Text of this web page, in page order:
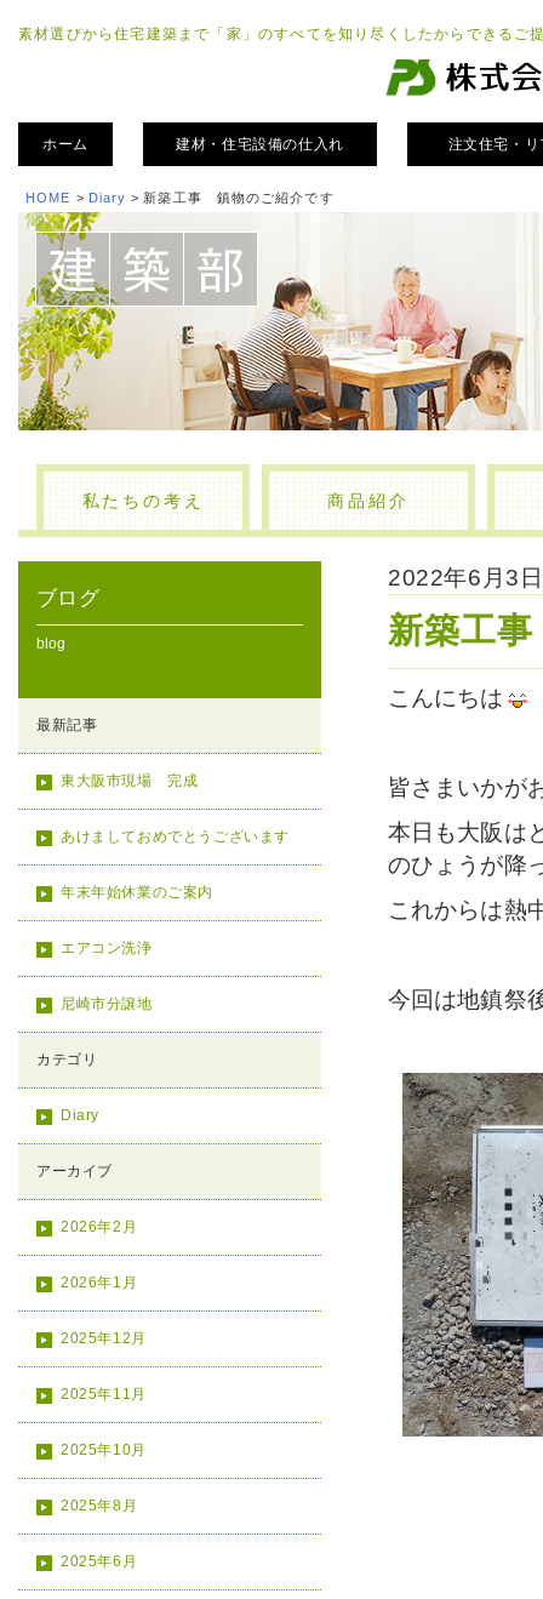
素材選びから住宅建築まで「家」のすべてを知り尽くしたからできるご
ホーム 建材・住宅設備の仕入れ 注文住宅・
HOME > Diary > 新築工事 鎮物のご紹介です
私たちの考え 商品紹介
ブログ
blog
最新記事
東大阪市現場 完成
あけましておめでとうございます
年末年始休業のご案内
エアコン洗浄
尼崎市分譲地
カテゴリ
Diary
アーカイブ
2026年2月
2026年1月
2025年12月
2025年11月
2025年10月
2025年8月
2025年6月
2022年6月3
新築工
こんにちは
皆さまいかが
本日も大阪は
のひょうが降
これからは熱
今回は地鎮祭